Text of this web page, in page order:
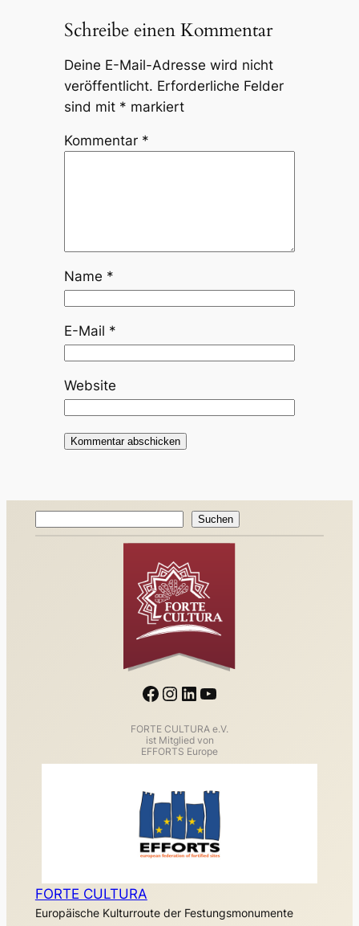
Schreibe einen Kommentar
Deine E-Mail-Adresse wird nicht
veröffentlicht. Erforderliche Felder
sind mit * markiert
Kommentar *
Name *
E-Mail *
Website
Suchen
Facebook Instagram LinkedIn YouTube
FORTE CULTURA e.V.
ist Mitglied von
EFFORTS Europe
FORTE CULTURA
Europäische Kulturroute der Festungsmonumente